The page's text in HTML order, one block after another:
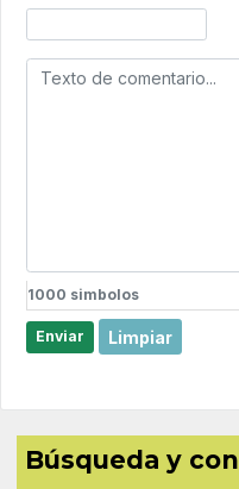
1000 simbolos
Enviar Limpiar
Búsqueda y